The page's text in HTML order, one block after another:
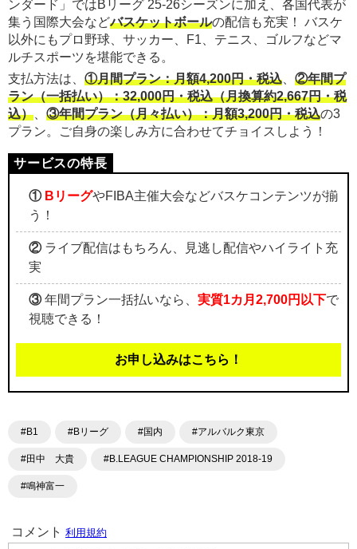
ンダード」ではBリーグ 25-26シーズンに加え、各国代表が
集う国際大会などバスケットボールの配信も充実！ バスケ
以外にもプロ野球、サッカー、F1、テニス、ゴルフなどマ
ルチスポーツを堪能できる。
支払方法は、 ①月間プラン：月額4,200円・税込、 ②年間プ
ラン（一括払い）：32,000円・税込（月換算約2,667円・税
込）、 ③年間プラン（月々払い）：月額3,200円・税込の3
プラン。ご自身の楽しみ方に合わせてチョイスしよう！
① BリーグやFIBA主催大会などバスケコンテンツが揃
う！
②ライブ配信はもちろん、見逃し配信やハイライト充
実
③年間プラン一括払いなら、 実質1カ月2,700円以下で
視聴できる！
お申し込みはこちら！
#B1 #Bリーグ #国内 #アルバルク東京
#田中 大貴 #B.LEAGUE CHAMPIONSHIP 2018-19
#鳴神富一